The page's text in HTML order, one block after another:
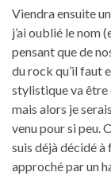
Viendra ensuite
j’ai oublié le nom
pensant que de
du rock qu’il faut
stylistique va être
mais alors je
venu pour si peu.
suis déjà décidé à
approché par un